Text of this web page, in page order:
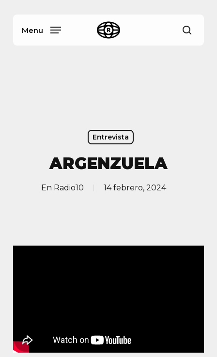
Menu
Entrevista
ARGENZUELA
En Radio10 14 febrero, 2024